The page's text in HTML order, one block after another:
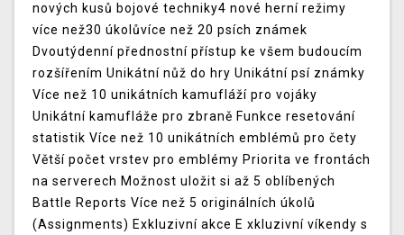
nových kusů bojové techniky4 nové herní režimy
více než30 úkolůvíce než 20 psích známek
Dvoutýdenní přednostní přístup ke všem budoucím
rozšířením Unikátní nůž do hry Unikátní psí známky
Více než 10 unikátních kamufláží pro vojáky
Unikátní kamufláže pro zbraně Funkce resetování
statistik Více než 10 unikátních emblémů pro čety
Větší počet vrstev pro emblémy Priorita ve frontách
na serverech Možnost uložit si až 5 oblíbených
Battle Reports Více než 5 originálních úkolů
(Assignments) Exkluzivní akce E xkluzivní víkendy s